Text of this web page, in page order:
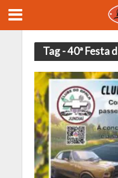
Tag - 40ª Festa